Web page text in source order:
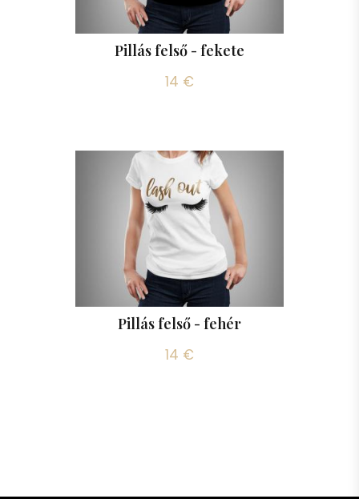
Pillás felső - fekete
14 €
Pillás felső - fehér
14 €